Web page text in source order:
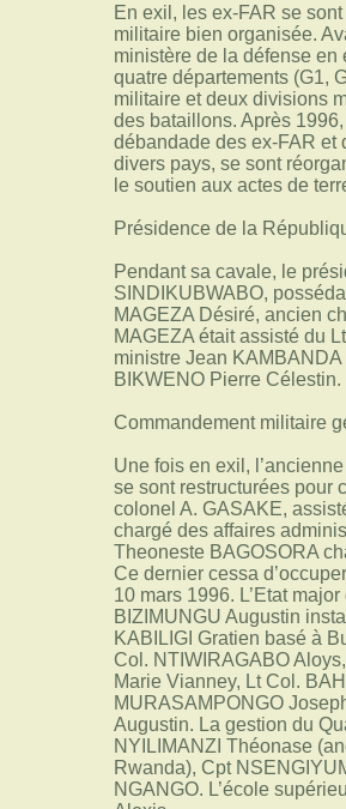
En exil, les ex-FAR se
militaire bien organisée.
ministère de la défense en
quatre départements (G1,
militaire et deux divisions
des bataillons. Après
débandade des ex-FAR et
divers pays, se sont
le soutien aux actes de
Présidence de la
Pendant sa cavale, le
SINDIKUBWABO,
MAGEZA Désiré, ancien
MAGEZA était assisté du
ministre Jean
BIKWENO Pierre Célestin.
Commandement militaire
Une fois en exil,
se sont restructurées pour
colonel A. GASAKE,
chargé des affaires
Theoneste BAGOSORA
Ce dernier cessa
10 mars 1996. L’Etat
BIZIMUNGU Augustin
KABILIGI Gratien basé à
Col. NTIWIRAGABO
Marie Vianney, Lt Col.
MURASAMPONGO
Augustin. La gestion du
NYILIMANZI Théonase
Rwanda), Cpt
NGANGO. L’école